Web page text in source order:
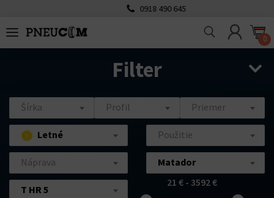
0918 490 645
0
Filter
Šírka Profil Priemer
Letné Použitie
Náprava Matador
T HR 5
21 € - 3592 €